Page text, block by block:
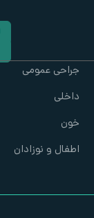
جراحی عمومی
داخلی
خون
اطفال و نوزادان